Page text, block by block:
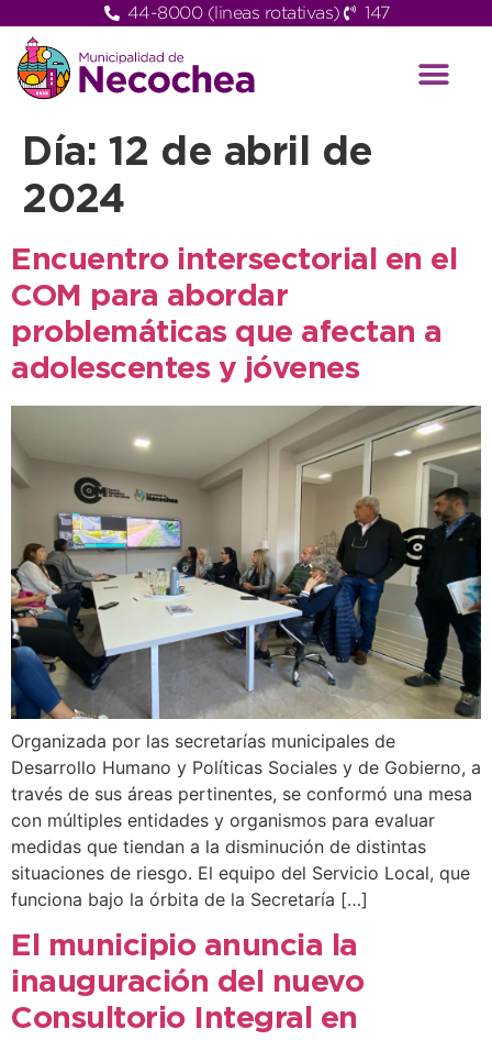
44-8000 (lineas rotativas) 147
Día: 12 de abril de
2024
Encuentro intersectorial en el
COM para abordar
problemáticas que afectan a
adolescentes y jóvenes
Organizada por las secretarías municipales de
Desarrollo Humano y Políticas Sociales y de Gobierno, a
través de sus áreas pertinentes, se conformó una mesa
con múltiples entidades y organismos para evaluar
medidas que tiendan a la disminución de distintas
situaciones de riesgo. El equipo del Servicio Local, que
funciona bajo la órbita de la Secretaría […]
El municipio anuncia la
inauguración del nuevo
Consultorio Integral en